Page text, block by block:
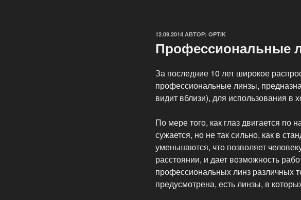
ОПУБЛИКОВАНО
12.09.2014 АВТОР: OPTIK
Профессиональные
За последние 10 лет широкое
профессиональные линзы,
видит вблизи), для использования в
По мере того, как глаз двигается по
сужается, но не так сильно, как в
уменьшаются, что позволяет
расстоянии, и дает возможность
профессиональных линз различных
предусмотрена, есть линзы, в